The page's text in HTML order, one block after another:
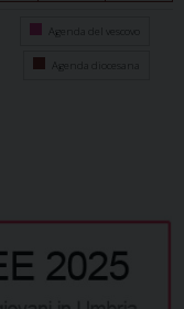
Agenda del vescovo
Agenda diocesana